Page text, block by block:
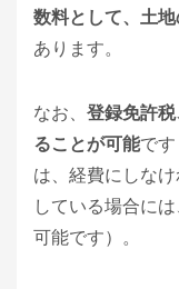
数料として、土
あります。
なお、 登録免許
ることが可能です
は、経費にしな
している場合に
可能です）。